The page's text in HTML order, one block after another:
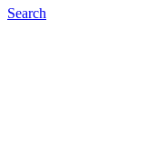
Search